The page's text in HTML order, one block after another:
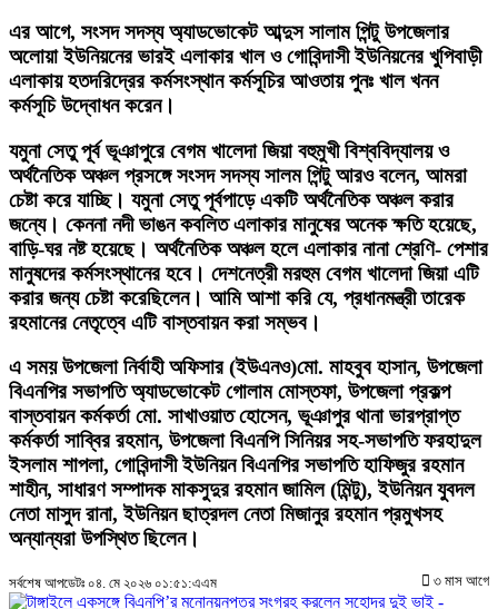
এর আগে, সংসদ সদস্য অ্যাডভোকেট আব্দুস সালাম পিন্টু উপজেলার
অলোয়া ইউনিয়নের ভারই এলাকার খাল ও গোবিন্দাসী ইউনিয়নের খুপিবাড়ী
এলাকায় হতদরিদ্রের কর্মসংস্থান কর্মসূচির আওতায় পুনঃ খাল খনন
কর্মসূচি উদ্বোধন করেন।
যমুনা সেতু পূর্ব ভূঞাপুরে বেগম খালেদা জিয়া বহুমুখী বিশ্ববিদ্যালয় ও
অর্থনৈতিক অঞ্চল প্রসঙ্গে সংসদ সদস্য সালম পিন্টু আরও বলেন, আমরা
চেষ্টা করে যাচ্ছি। যমুনা সেতু পূর্বপাড়ে একটি অর্থনৈতিক অঞ্চল করার
জন্যে। কেননা নদী ভাঙন কবলিত এলাকার মানুষের অনেক ক্ষতি হয়েছে,
বাড়ি-ঘর নষ্ট হয়েছে। অর্থনৈতিক অঞ্চল হলে এলাকার নানা শ্রেণি- পেশার
মানুষদের কর্মসংস্থানের হবে। দেশনেত্রী মরহুম বেগম খালেদা জিয়া এটি
করার জন্য চেষ্টা করেছিলেন। আমি আশা করি যে, প্রধানমন্ত্রী তারেক
রহমানের নেতৃত্বে এটি বাস্তবায়ন করা সম্ভব।
এ সময় উপজেলা নির্বাহী অফিসার (ইউএনও)মো. মাহবুব হাসান, উপজেলা
বিএনপির সভাপতি অ্যাডভোকেট গোলাম মোস্তফা, উপজেলা প্রকল্প
বাস্তবায়ন কর্মকর্তা মো. সাখাওয়াত হোসেন, ভূঞাপুর থানা ভারপ্রাপ্ত
কর্মকর্তা সাব্বির রহমান, উপজেলা বিএনপি সিনিয়র সহ-সভাপতি ফরহাদুল
ইসলাম শাপলা, গোবিন্দাসী ইউনিয়ন বিএনপির সভাপতি হাফিজুর রহমান
শাহীন, সাধারণ সম্পাদক মাকসুদুর রহমান জামিল (মিন্টু), ইউনিয়ন যুবদল
নেতা মাসুদ রানা, ইউনিয়ন ছাত্রদল নেতা মিজানুর রহমান প্রমুখসহ
অন্যান্যরা উপস্থিত ছিলেন।
সর্বশেষ আপডেটঃ ০৪. মে ২০২৬ ০১:৫১:এএম ৩ মাস আগে